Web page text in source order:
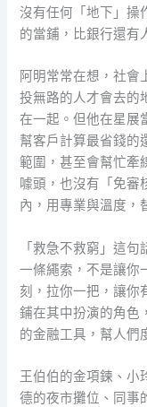
沒有任何「地下」操
的當鋪，比銀行還有
阿明常常在想，社會
投無路的人才會去的
在一起。但他在星展
幫客戶計算最省錢的
範圍，甚至會幫忙牽
噱頭，也沒有「免審
內，用專業與溫度，
「救急不救窮」這
一條繩索，不是讓你
刻，拉你一把，讓你
鋪在其中扮演的角
的金融工具，幫人們
王伯伯的金項鍊、小
德的夜市攤位、同